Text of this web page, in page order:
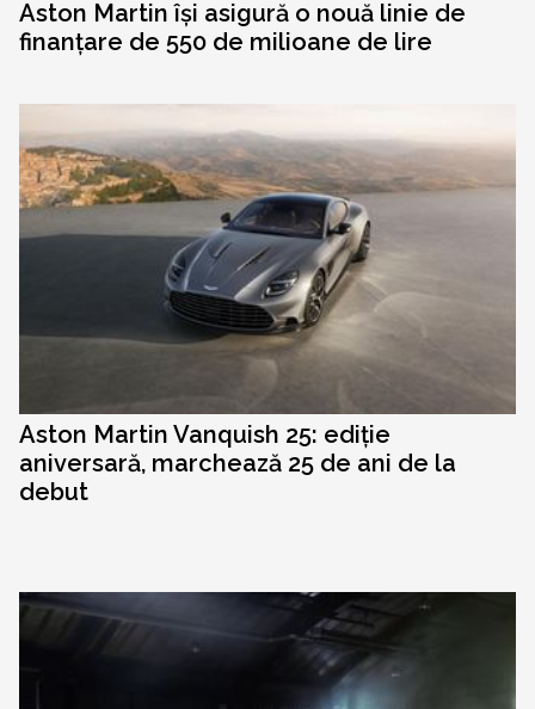
Aston Martin își asigură o nouă linie de
finanțare de 550 de milioane de lire
Aston Martin Vanquish 25: ediție
aniversară, marchează 25 de ani de la
debut